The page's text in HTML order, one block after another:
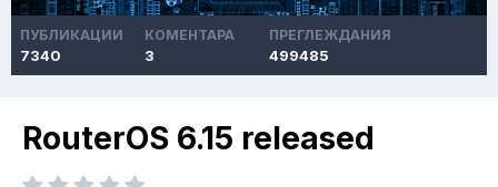
ПУБЛИКАЦИИ
7340
КОМЕНТАРА
3
ПРЕГЛЕЖДАНИЯ
499485
RouterOS 6.15 released